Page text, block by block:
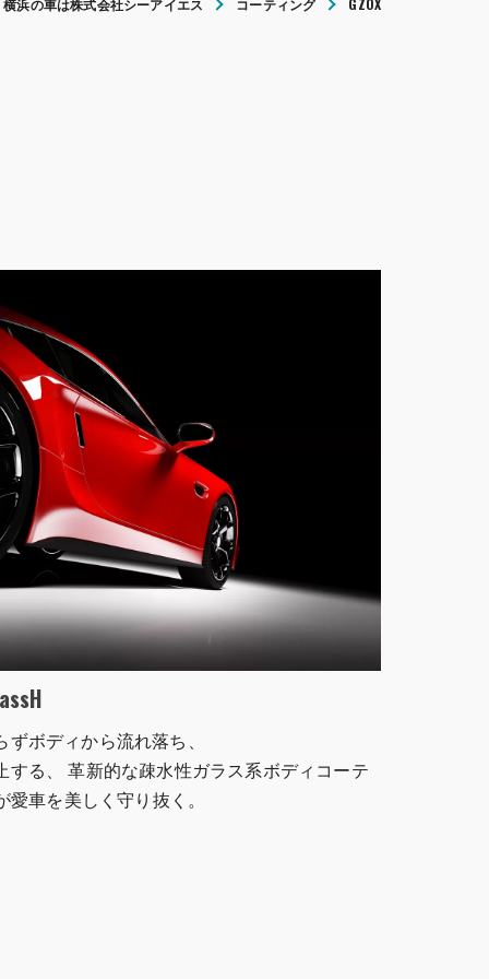
横浜の車は株式会社シーアイエス コーティング GZOX
ボディから流れ落ち、
する、 革新的な疎水性ガラス系ボディコーテ
車を美しく守り抜く。